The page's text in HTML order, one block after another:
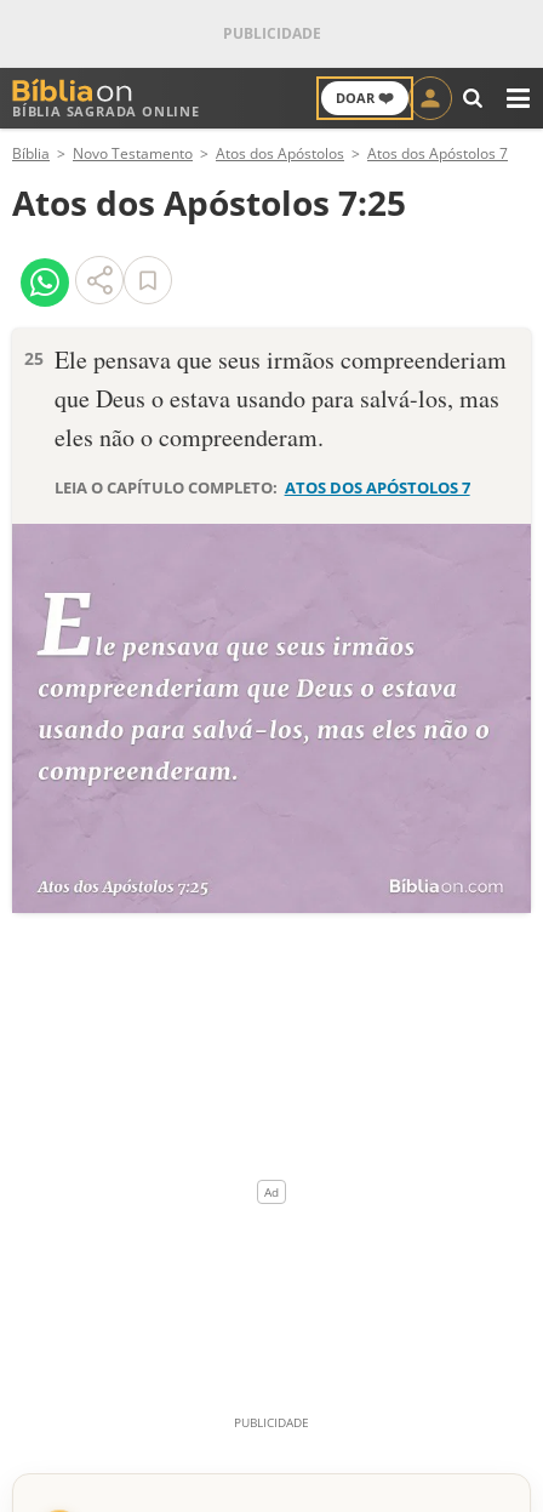
BÍBLIA SAGRADA ONLINE
DOAR ❤️
ANTIGO TESTAMENTO
NOVO TESTAMENTO
VERSÍCULOS
PALAVRA DO DIA
DEVOCIONAL DIÁRIO
10 MANDAMENTOS
ESTUDOS BÍBLICOS
ESBOÇOS DE PREGAÇÃO
TEMAS
TERMO BÍBLICO JOGOS
Bíblia Novo Testamento Atos dos Apóstolos Atos dos Apóstolos 7
Atos dos Apóstolos 7:25
25 Ele pensava que seus irmãos compreenderiam
que Deus o estava usando para salvá-los, mas
eles não o compreenderam.
LEIA O CAPÍTULO COMPLETO: ATOS DOS APÓSTOLOS 7